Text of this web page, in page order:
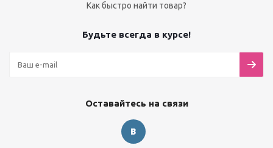
Как быстро найти товар?
Будьте всегда в курсе!
Оставайтесь на связи